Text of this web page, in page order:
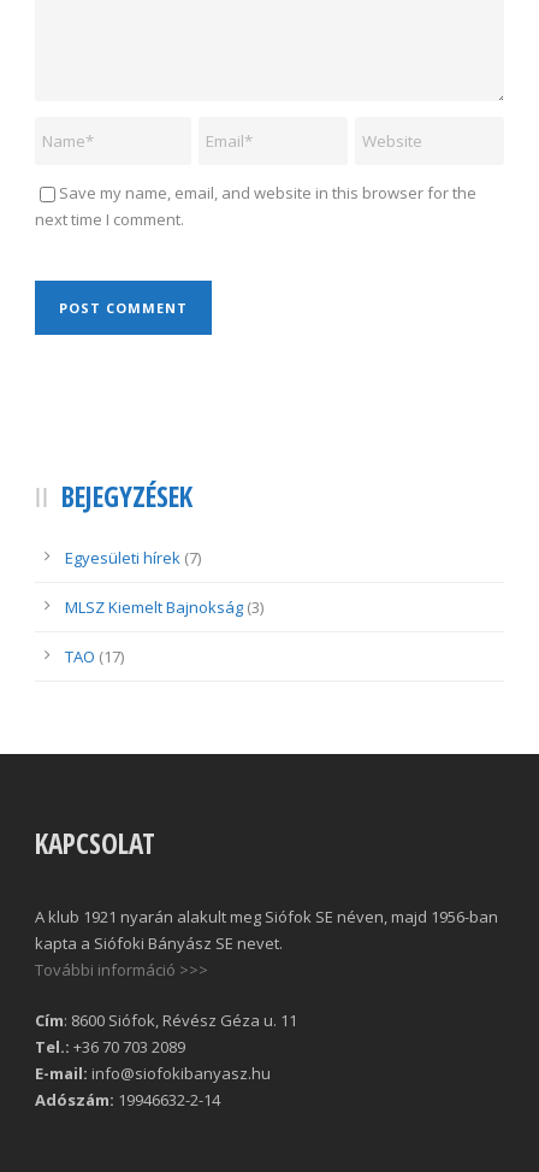
Save my name, email, and website in this browser for the
next time I comment.
BEJEGYZÉSEK
Egyesületi hírek (7)
MLSZ Kiemelt Bajnokság (3)
TAO (17)
KAPCSOLAT
A klub 1921 nyarán alakult meg Siófok SE néven, majd 1956-ban
kapta a Siófoki Bányász SE nevet.
További információ >>>
Cím: 8600 Siófok, Révész Géza u. 11
Tel.: +36 70 703 2089
E-mail: info@siofokibanyasz.hu
Adószám: 19946632-2-14